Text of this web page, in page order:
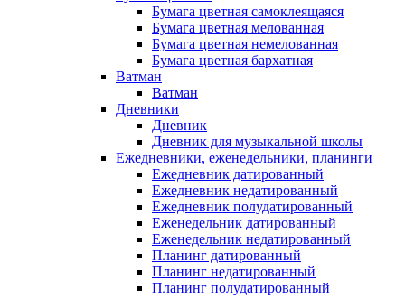
Бумага цветная самоклеящаяся
Бумага цветная мелованная
Бумага цветная немелованная
Бумага цветная бархатная
Ватман
Ватман
Дневники
Дневник
Дневник для музыкальной школы
Ежедневники, еженедельники, планинги
Ежедневник датированный
Ежедневник недатированный
Ежедневник полудатированный
Еженедельник датированный
Еженедельник недатированный
Планинг датированный
Планинг недатированный
Планинг полудатированный